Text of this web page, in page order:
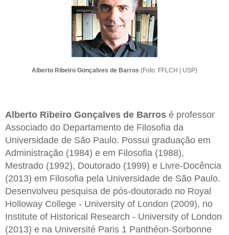
Alberto Ribeiro Gonçalves de Barros (Foto: FFLCH | USP)
Alberto Ribeiro Gonçalves de Barros é professor
Associado do Departamento de Filosofia da
Universidade de São Paulo. Possui graduação em
Administração (1984) e em Filosofia (1988),
Mestrado (1992), Doutorado (1999) e Livre-Docência
(2013) em Filosofia pela Universidade de São Paulo.
Desenvolveu pesquisa de pós-doutorado no Royal
Holloway College - University of London (2009), no
Institute of Historical Research - University of London
(2013) e na Université Paris 1 Panthéon-Sorbonne